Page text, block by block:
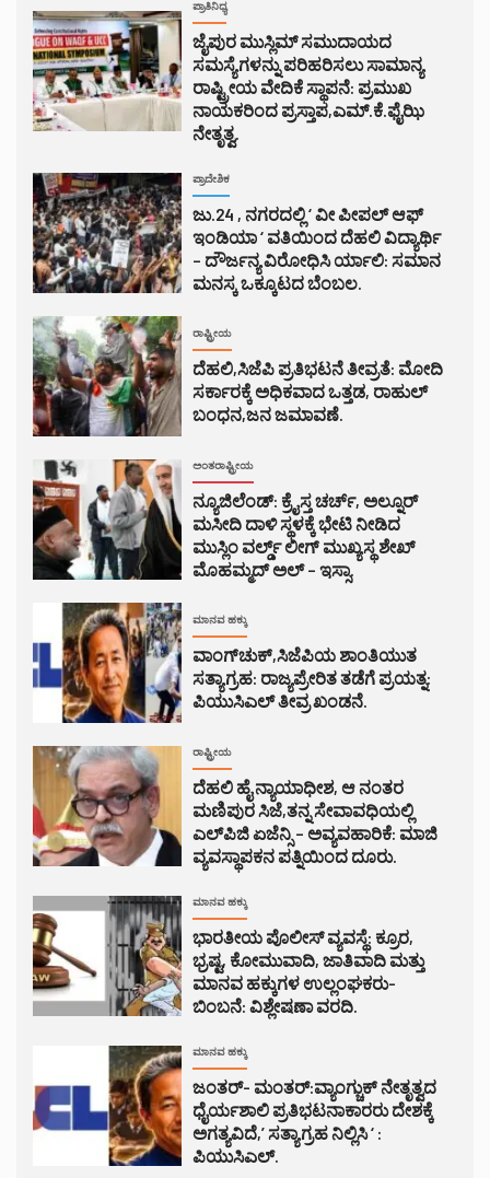
ಪ್ರಾತಿನಿಧ್ಯ
ಜೈಪುರ ಮುಸ್ಲಿಮ್ ಸಮುದಾಯದ
ಸಮಸ್ಯೆಗಳನ್ನು ಪರಿಹರಿಸಲು ಸಾಮಾನ್ಯ
ರಾಷ್ಟ್ರೀಯ ವೇದಿಕೆ ಸ್ಥಾಪನೆ: ಪ್ರಮುಖ
ನಾಯಕರಿಂದ ಪ್ರಸ್ತಾಪ,ಎಮ್.ಕೆ.ಫೈಝಿ
ನೇತೃತ್ವ.
ಪ್ರಾದೇಶಿಕ
ಜು.24 , ನಗರದಲ್ಲಿ ‘ ವೀ ಪೀಪಲ್ ಆಫ್
ಇಂಡಿಯಾ ‘ ವತಿಯಿಂದ ದೆಹಲಿ ವಿದ್ಯಾರ್ಥಿ
– ದೌರ್ಜನ್ಯ ವಿರೋಧಿಸಿ ರ್ಯಾಲಿ: ಸಮಾನ
ಮನಸ್ಕ ಒಕ್ಕೂಟದ ಬೆಂಬಲ.
ರಾಷ್ಟ್ರೀಯ
ದೆಹಲಿ,ಸಿಜೆಪಿ ಪ್ರತಿಭಟನೆ ತೀವ್ರತೆ: ಮೋದಿ
ಸರ್ಕಾರಕ್ಕೆ ಅಧಿಕವಾದ ಒತ್ತಡ, ರಾಹುಲ್
ಬಂಧನ,ಜನ ಜಮಾವಣೆ.
ಅಂತರಾಷ್ಟ್ರೀಯ
ನ್ಯೂಜಿಲೆಂಡ್: ಕ್ರೈಸ್ತ ಚರ್ಚ್, ಅಲ್ನೂರ್
ಮಸೀದಿ ದಾಳಿ ಸ್ಥಳಕ್ಕೆ ಭೇಟಿ ನೀಡಿದ
ಮುಸ್ಲಿಂ ವರ್ಲ್ಡ್ ಲೀಗ್ ಮುಖ್ಯಸ್ಥ ಶೇಖ್
ಮೊಹಮ್ಮದ್ ಅಲ್ – ಇಸ್ಸಾ.
ಮಾನವ ಹಕ್ಕು
ವಾಂಗ್‌ಚುಕ್,ಸಿಜೆಪಿಯ ಶಾಂತಿಯುತ
ಸತ್ಯಾಗ್ರಹ: ರಾಜ್ಯಪ್ರೇರಿತ ತಡೆಗೆ ಪ್ರಯತ್ನ:
ಪಿಯುಸಿಎಲ್ ತೀವ್ರ ಖಂಡನೆ.
ರಾಷ್ಟ್ರೀಯ
ದೆಹಲಿ ಹೈ ನ್ಯಾಯಾಧೀಶ, ಆ ನಂತರ
ಮಣಿಪುರ ಸಿಜೆ,ತನ್ನ ಸೇವಾವಧಿಯಲ್ಲಿ
ಎಲ್‌ಪಿಜಿ ಏಜೆನ್ಸಿ – ಅವ್ಯವಹಾರಿಕೆ: ಮಾಜಿ
ವ್ಯವಸ್ಥಾಪಕನ ಪತ್ನಿಯಿಂದ ದೂರು.
ಮಾನವ ಹಕ್ಕು
ಭಾರತೀಯ ಪೊಲೀಸ್ ವ್ಯವಸ್ಥೆ: ಕ್ರೂರ,
ಭ್ರಷ್ಟ, ಕೋಮುವಾದಿ, ಜಾತಿವಾದಿ ಮತ್ತು
ಮಾನವ ಹಕ್ಕುಗಳ ಉಲ್ಲಂಘಕರು-
ಬಿಂಬನೆ: ವಿಶ್ಲೇಷಣಾ ವರದಿ.
ಮಾನವ ಹಕ್ಕು
ಜಂತರ್- ಮಂತರ್:ವ್ಯಾಂಗ್ಚುಕ್ ನೇತೃತ್ವದ
ಧೈರ್ಯಶಾಲಿ ಪ್ರತಿಭಟನಾಕಾರರು ದೇಶಕ್ಕೆ
ಅಗತ್ಯವಿದೆ,’ ಸತ್ಯಾಗ್ರಹ ನಿಲ್ಲಿಸಿ ‘ :
ಪಿಯುಸಿಎಲ್.